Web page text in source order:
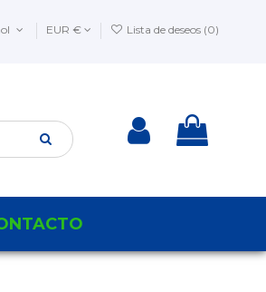
EUR € Lista de deseos (0)